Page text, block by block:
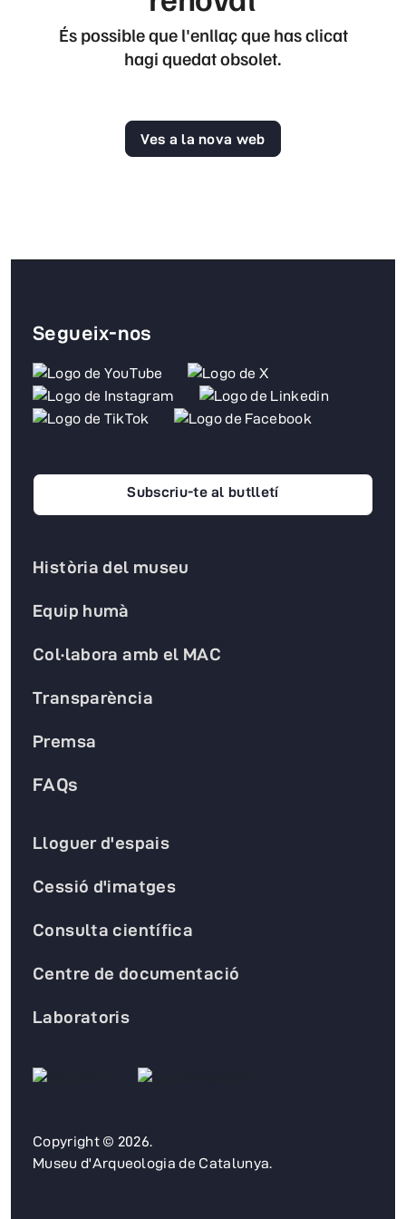
És possible que l'enllaç que has clicat
hagi quedat obsolet.
Ves a la nova web
Copyright © 2026.
Museu d'Arqueologia de Catalunya.
Història del museu
Equip humà
Col·labora amb el MAC
Transparència
Premsa
FAQs
Lloguer d'espais
Cessió d'imatges
Consulta científica
Centre de documentació
Laboratoris
Segueix-nos
Subscriu-te al butlletí